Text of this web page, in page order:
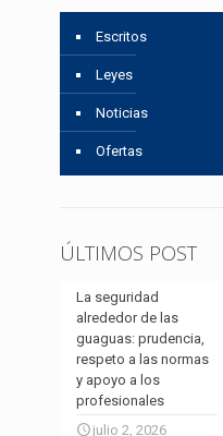
Escritos
Leyes
Noticias
Ofertas
ÚLTIMOS POST
La seguridad
alrededor de las
guaguas: prudencia,
respeto a las normas
y apoyo a los
profesionales
julio 2, 2026